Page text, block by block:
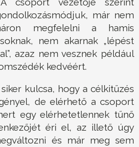
már nem
megfelelni a hamis
nem akarnak „lépést
azaz nem vesznek például
kedvéért.
kulcsa, hogy a célkitűzés
de elérhető a csoport
egy elérhetetlennek tűnő
éri el, az illető úgy
és már meg sem